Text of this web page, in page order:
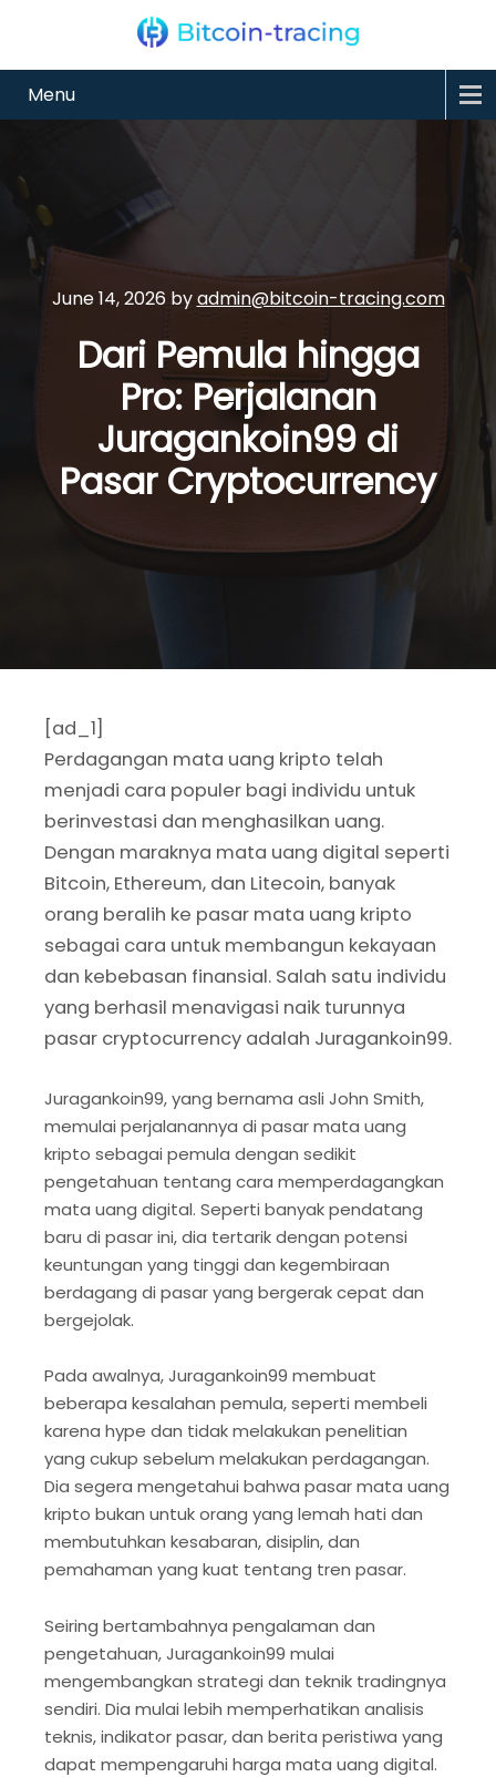
Menu
June 14, 2026byadmin@bitcoin-tracing.com
Dari Pemula hingga
Pro: Perjalanan
Juragankoin99 di
Pasar Cryptocurrency
[ad_1]
Perdagangan mata uang kripto telah
menjadi cara populer bagi individu untuk
berinvestasi dan menghasilkan uang.
Dengan maraknya mata uang digital seperti
Bitcoin, Ethereum, dan Litecoin, banyak
orang beralih ke pasar mata uang kripto
sebagai cara untuk membangun kekayaan
dan kebebasan finansial. Salah satu individu
yang berhasil menavigasi naik turunnya
pasar cryptocurrency adalah Juragankoin99.
Juragankoin99, yang bernama asli John Smith,
memulai perjalanannya di pasar mata uang
kripto sebagai pemula dengan sedikit
pengetahuan tentang cara memperdagangkan
mata uang digital. Seperti banyak pendatang
baru di pasar ini, dia tertarik dengan potensi
keuntungan yang tinggi dan kegembiraan
berdagang di pasar yang bergerak cepat dan
bergejolak.
Pada awalnya, Juragankoin99 membuat
beberapa kesalahan pemula, seperti membeli
karena hype dan tidak melakukan penelitian
yang cukup sebelum melakukan perdagangan.
Dia segera mengetahui bahwa pasar mata uang
kripto bukan untuk orang yang lemah hati dan
membutuhkan kesabaran, disiplin, dan
pemahaman yang kuat tentang tren pasar.
Seiring bertambahnya pengalaman dan
pengetahuan, Juragankoin99 mulai
mengembangkan strategi dan teknik tradingnya
sendiri. Dia mulai lebih memperhatikan analisis
teknis, indikator pasar, dan berita peristiwa yang
dapat mempengaruhi harga mata uang digital.